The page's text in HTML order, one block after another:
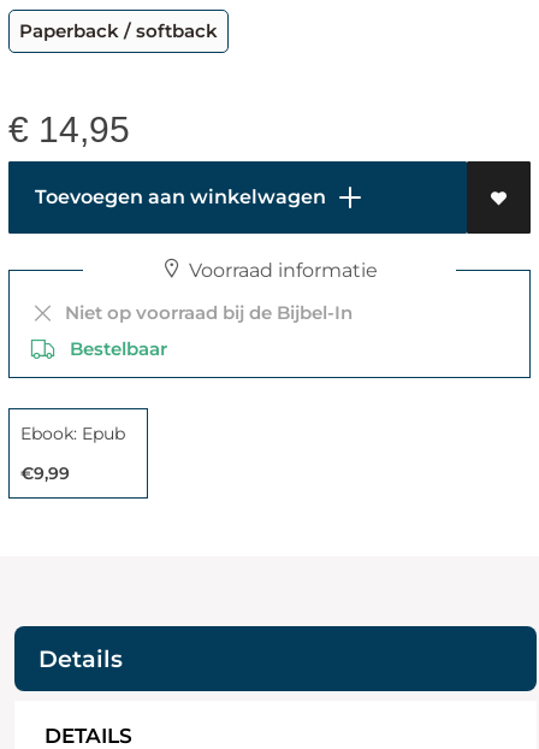
Paperback / softback
€ 14,95
Toevoegen aan winkelwagen
Voorraad informatie
Niet op voorraad bij de Bijbel-In
Bestelbaar
Ebook: Epub
€9,99
Details
DETAILS